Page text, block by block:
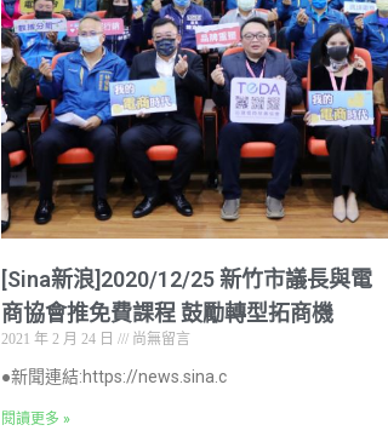
[Sina新浪]2020/12/25 新竹市議長與電
商協會推免費課程 鼓勵轉型拓商機
2021 年 2 月 24 日 尚無留言
●新聞連結:https://news.sina.c
閱讀更多 »